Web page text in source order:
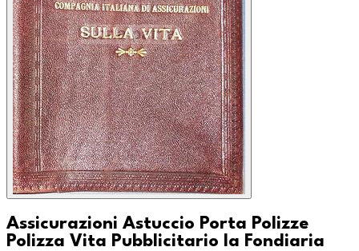
Assicurazioni Astuccio Porta Polizze
Polizza Vita Pubblicitario la Fondiaria